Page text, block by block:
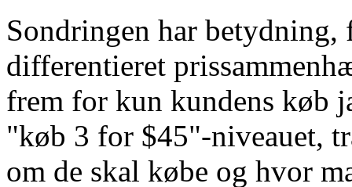
Sondringen har
differentieret
frem for kun kundens køb
"køb 3 for $45"-niveauet,
om de skal købe og hvor